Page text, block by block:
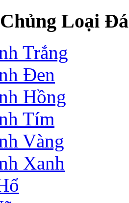
Loại Đá
Trắng
Đen
Hồng
Tím
Vàng
Xanh